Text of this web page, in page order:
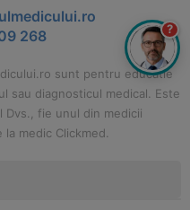
268
sunt pentru educatie
sau diagnosticul medical. Este
Dvs., fie unul din medicii
medic Clickmed.
?